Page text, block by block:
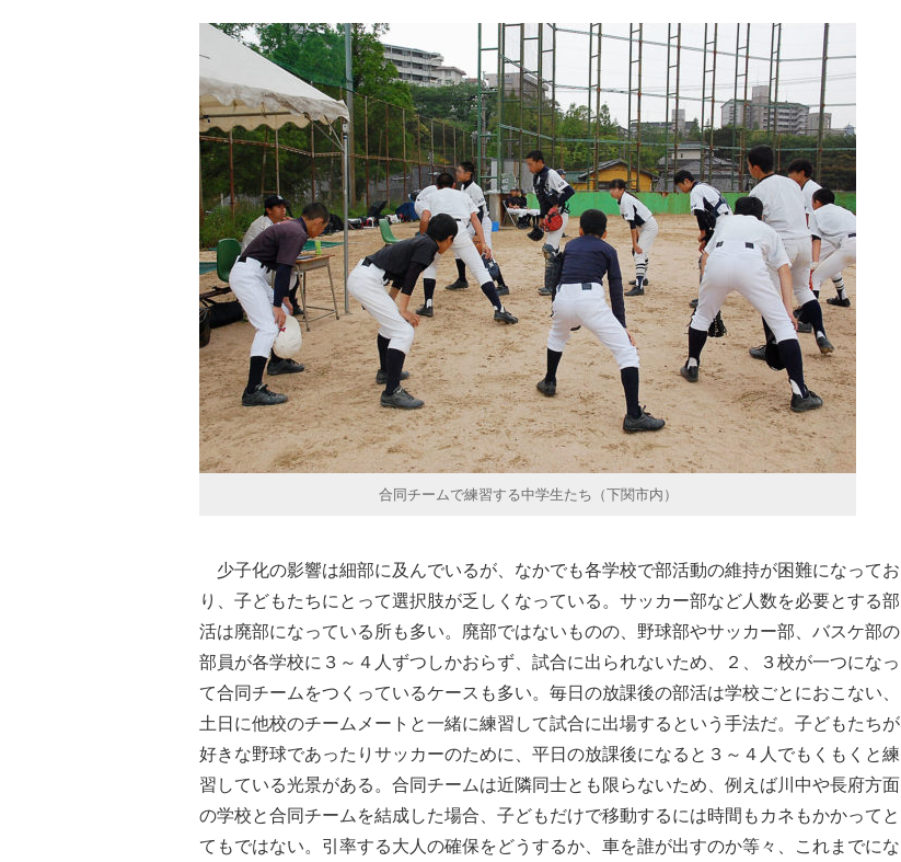
合同チームで練習する中学生たち（下関市内）
少子化の影響は細部に及んでいるが、なかでも各学校で部活動の維持が困難になってお
り、子どもたちにとって選択肢が乏しくなっている。サッカー部など人数を必要とする部
活は廃部になっている所も多い。廃部ではないものの、野球部やサッカー部、バスケ部の
部員が各学校に３～４人ずつしかおらず、試合に出られないため、２、３校が一つになっ
て合同チームをつくっているケースも多い。毎日の放課後の部活は学校ごとにおこない、
土日に他校のチームメートと一緒に練習して試合に出場するという手法だ。子どもたちが
好きな野球であったりサッカーのために、平日の放課後になると３～４人でもくもくと練
習している光景がある。合同チームは近隣同士とも限らないため、例えば川中や長府方面
の学校と合同チームを結成した場合、子どもだけで移動するには時間もカネもかかってと
てもではない。引率する大人の確保をどうするか、車を誰が出すのか等々、これまでにな